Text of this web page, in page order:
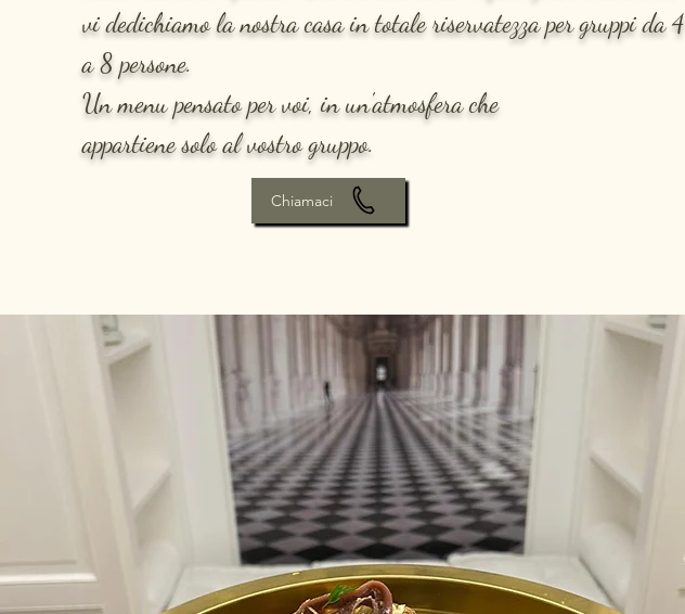
vi dedichiamo la nostra casa in totale riservatezza per gruppi da 4
a 8 persone.
Un menu pensato per voi, in un'atmosfera che
appartiene solo al vostro gruppo.
Chiamaci